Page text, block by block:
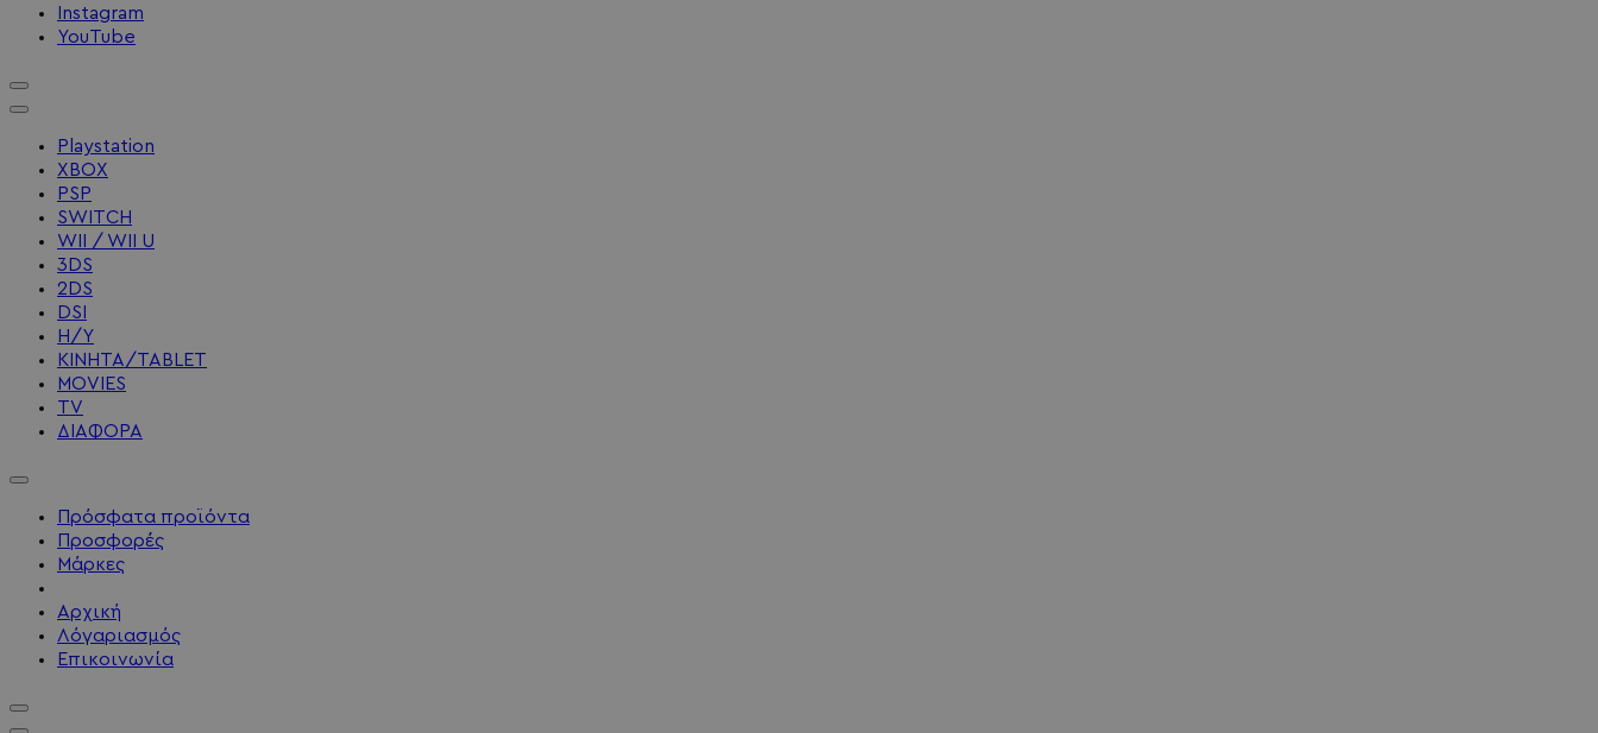
Instagram
YouTube
Playstation
XBOX
PSP
SWITCH
WII / WII U
3DS
2DS
DSI
Η/Υ
ΚΙΝΗΤΑ/TABLET
MOVIES
TV
ΔΙΑΦΟΡΑ
Πρόσφατα προϊόντα
Προσφορές
Μάρκες
Αρχική
Λόγαριασμός
Επικοινωνία